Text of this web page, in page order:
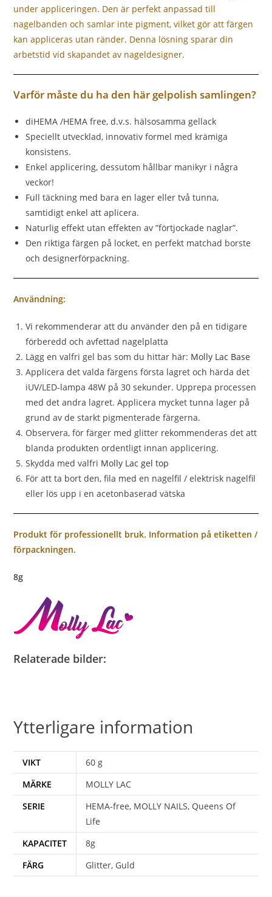
under appliceringen. Den är perfekt anpassad till
nagelbanden och samlar inte pigment, vilket gör att färgen
kan appliceras utan ränder. Denna lösning sparar din
arbetstid vid skapandet av nageldesigner.
Varför måste du ha den här gelpolish samlingen?
diHEMA /HEMA free, d.v.s. hälsosamma gellack
Speciellt utvecklad, innovativ formel med krämiga
konsistens.
Enkel applicering, dessutom hållbar manikyr i några
veckor!
Full täckning med bara en lager eller två tunna,
samtidigt enkel att aplicera.
Naturlig effekt utan effekten av ”förtjockade naglar”.
Den riktiga färgen på locket, en perfekt matchad borste
och designerförpackning.
Användning:
Vi rekommenderar att du använder den på en tidigare
förberedd och avfettad nagelplatta
Lägg en valfri gel bas som du hittar här: Molly Lac Base
Applicera det valda färgens första lagret och härda det
iUV/LED-lampa 48W på 30 sekunder. Upprepa processen
med det andra lagret. Applicera mycket tunna lager på
grund av de starkt pigmenterade färgerna.
Observera, för färger med glitter rekommenderas det att
blanda produkten ordentligt innan applicering.
Skydda med valfri Molly Lac gel top
För att ta bort den, fila med en nagelfil / elektrisk nagelfil
eller lös upp i en acetonbaserad vätska
Produkt för professionellt bruk. Information på etiketten /
förpackningen.
8g
Relaterade bilder:
Ytterligare information
VIKT
60 g
MÄRKE
MOLLY LAC
SERIE
HEMA-free, MOLLY NAILS, Queens Of
Life
KAPACITET
8g
FÄRG
Glitter, Guld